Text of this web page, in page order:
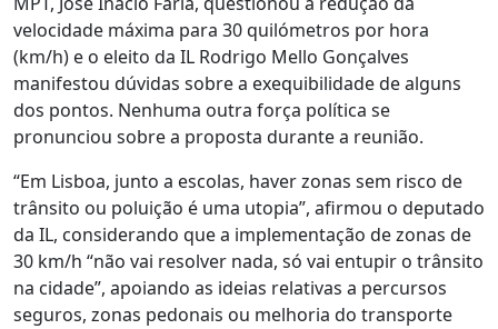
velocidade máxima para 30 quilómetros por hora
(km/h) e o eleito da IL Rodrigo Mello Gonçalves
manifestou dúvidas sobre a exequibilidade de alguns
dos pontos. Nenhuma outra força política se
pronunciou sobre a proposta durante a reunião.
“Em Lisboa, junto a escolas, haver zonas sem risco de
trânsito ou poluição é uma utopia”, afirmou o deputado
da IL, considerando que a implementação de zonas de
30 km/h “não vai resolver nada, só vai entupir o trânsito
na cidade”, apoiando as ideias relativas a percursos
seguros, zonas pedonais ou melhoria do transporte